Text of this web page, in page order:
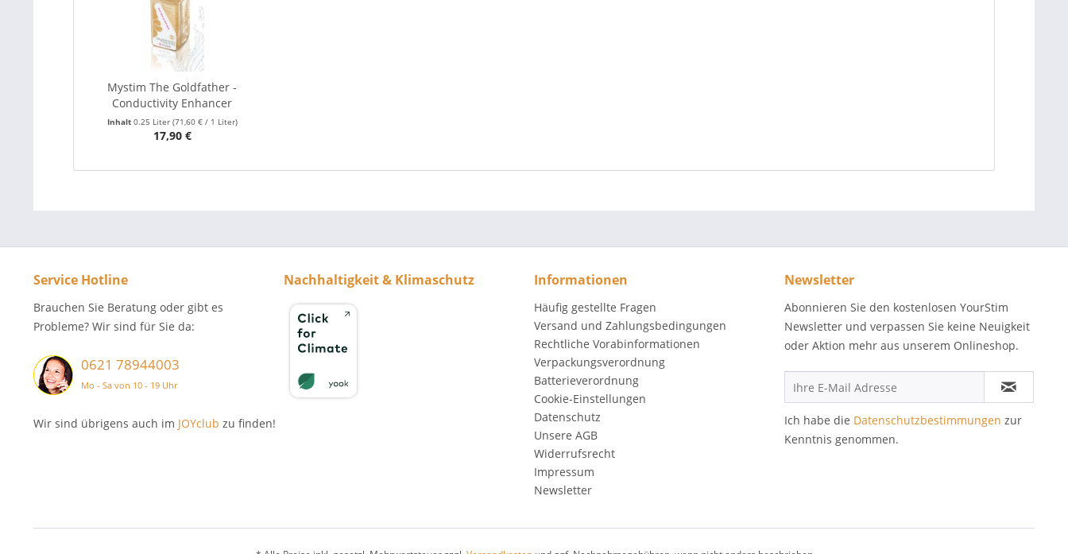
Mystim The Goldfather -
Conductivity Enhancer
Inhalt 0.25 Liter (71,60 € / 1 Liter)
17,90 €
Service Hotline
Brauchen Sie Beratung oder gibt es
Probleme? Wir sind für Sie da:
0621 78944003
Mo - Sa von 10 - 19 Uhr
Wir sind übrigens auch im JOYclub zu finden!
Nachhaltigkeit & Klimaschutz Informationen
Häufig gestellte Fragen
Versand und Zahlungsbedingungen
Rechtliche Vorabinformationen
Verpackungsverordnung
Batterieverordnung
Cookie-Einstellungen
Datenschutz
Unsere AGB
Widerrufsrecht
Impressum
Newsletter
Newsletter
Abonnieren Sie den kostenlosen YourStim
Newsletter und verpassen Sie keine Neuigkeit
oder Aktion mehr aus unserem Onlineshop.
Ich habe die Datenschutzbestimmungen zur
Kenntnis genommen.